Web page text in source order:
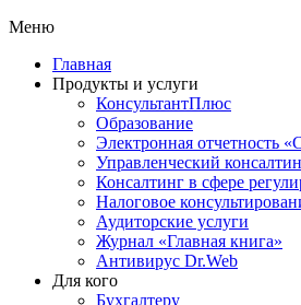
Меню
Главная
Продукты и услуги
КонсультантПлюс
Образование
Электронная отчетность
Управленческий
Консалтинг в сфере
Налоговое
Аудиторские услуги
Журнал «Главная книга»
Антивирус Dr.Web
Для кого
Бухгалтеру